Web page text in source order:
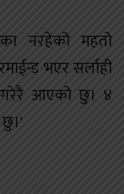
नरहेको महतो
भएर सर्लाही
आएको छु। ४
छु।'